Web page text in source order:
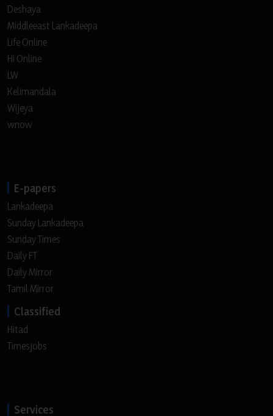
Deshaya
Middleeast Lankadeepa
Life Online
Hi Online
LW
Kelimandala
Wijeya
wnow
E-papers
Lankadeepa
Sunday Lankadeepa
Sunday Times
Daily FT
Daily Mirror
Tamil Mirror
Classified
Hitad
Timesjobs
Services